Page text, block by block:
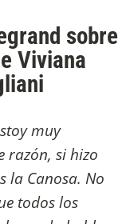
sobre
Viviana
muy
razón, si hizo
la Canosa. No
todos los